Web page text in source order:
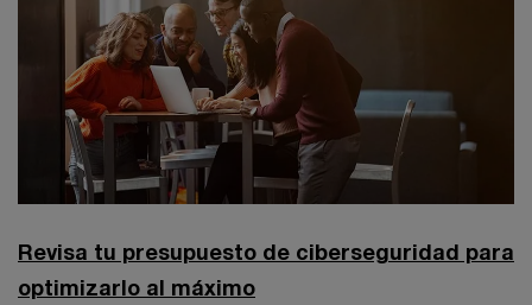
Revisa tu presupuesto de ciberseguridad para
optimizarlo al máximo